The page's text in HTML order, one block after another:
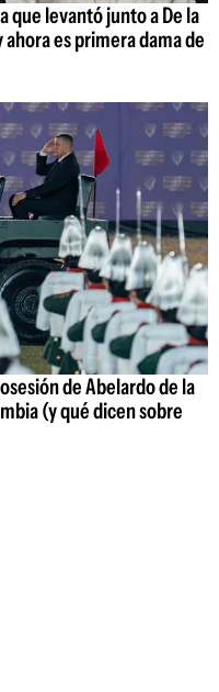
que levantó junto a De la
es primera dama de
de Abelardo de la
(y qué dicen sobre